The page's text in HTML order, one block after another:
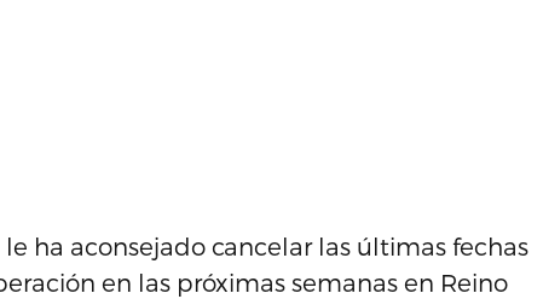
ha aconsejado cancelar las últimas fechas
en las próximas semanas en Reino